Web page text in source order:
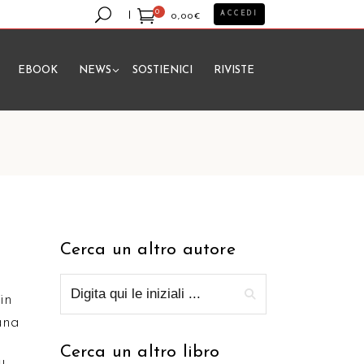
0
0,00€
prodotto nel carrello.
ACCEDI
EBOOK NEWS SOSTIENICI RIVISTE
Cerca un altro autore
Cerca un altro libro